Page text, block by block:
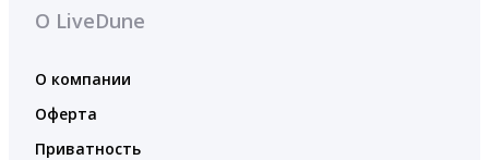
О LiveDune
О компании
Оферта
Приватность